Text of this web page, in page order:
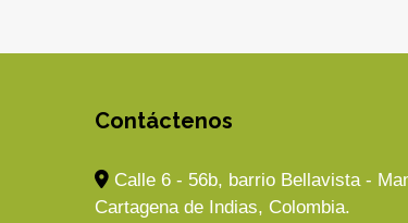
Contáctenos
Calle 6 - 56b, barrio Bellavista -
Cartagena de Indias, Colombia.